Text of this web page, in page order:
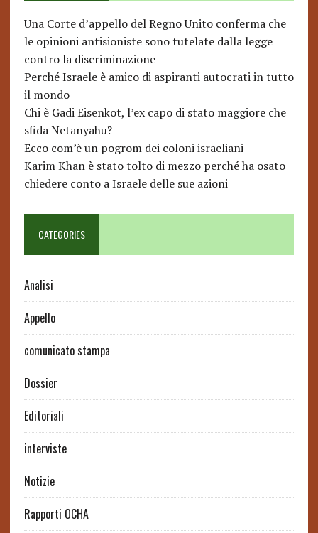
Una Corte d’appello del Regno Unito conferma che
le opinioni antisioniste sono tutelate dalla legge
contro la discriminazione
Perché Israele è amico di aspiranti autocrati in tutto
il mondo
Chi è Gadi Eisenkot, l’ex capo di stato maggiore che
sfida Netanyahu?
Ecco com’è un pogrom dei coloni israeliani
Karim Khan è stato tolto di mezzo perché ha osato
chiedere conto a Israele delle sue azioni
CATEGORIES
Analisi
Appello
comunicato stampa
Dossier
Editoriali
interviste
Notizie
Rapporti OCHA